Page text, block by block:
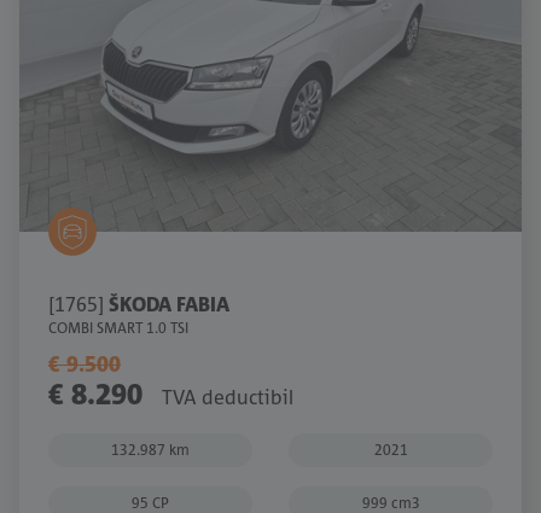
[1765] ŠKODA FABIA
COMBI SMART 1.0 TSI
€ 9.500
€ 8.290 TVA deductibil
132.987 km 2021
95 CP 999 cm3